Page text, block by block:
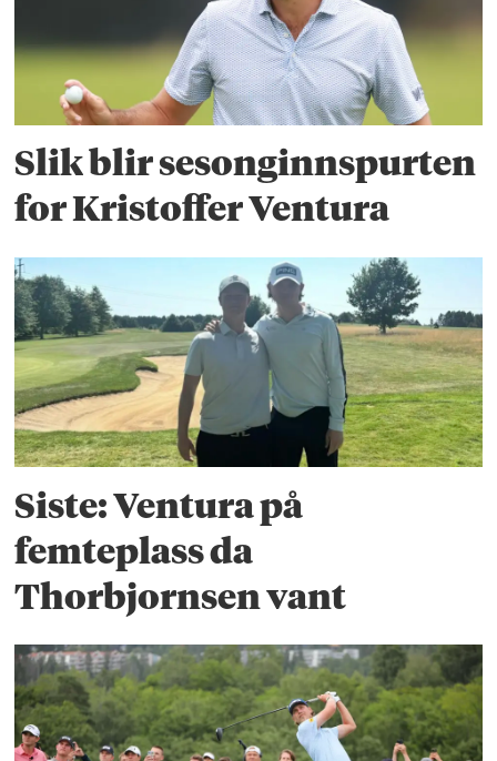
Slik blir sesonginnspurten
for Kristoffer Ventura
Siste: Ventura på
femteplass da
Thorbjornsen vant